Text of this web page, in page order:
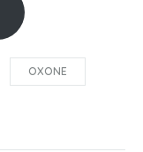
OXONE